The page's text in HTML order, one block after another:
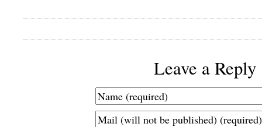
Leave a Reply